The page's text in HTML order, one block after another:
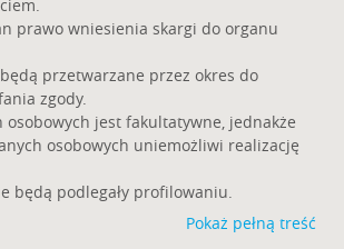
prawo wniesienia skargi do organu
przetwarzane przez okres do
zgody.
osobowych jest fakultatywne, jednakże
osobowych uniemożliwi realizację
będą podlegały profilowaniu.
Pokaż pełną treść